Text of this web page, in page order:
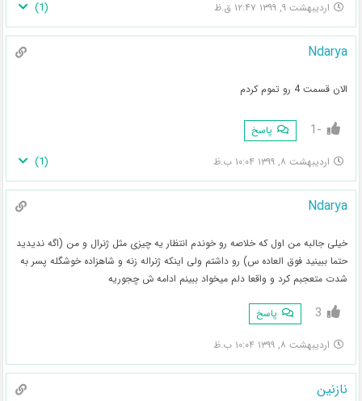
اردیبهشت ۹, ۱۳۹۹ ۱۲:۴۷ ق.ظ (
1
)
Ndarya
الان قسمت 4 رو تموم کردم
-1 پاسخ
اردیبهشت ۸, ۱۳۹۹ ۱۰:۰۴ ب.ظ (
1
)
Ndarya
خیلی جالبه من اول که خلاصه رو خوندم انتظار یه چیزی مثل ژنرال و من (اگه ندیدید
حتما ببینید فوق العاده س) رو داشتم ولی اینکه ژنراله زنه و شاهزاده خوشگله پسر به
شدت متعجبم کرد و واقعا دلم میخواد ببینم ادامه ش چجوریه
3 پاسخ
اردیبهشت ۸, ۱۳۹۹ ۱۰:۰۴ ب.ظ
نازنین